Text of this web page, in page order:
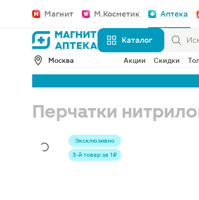
Магнит М.Косметик Аптека
Каталог
Москва Акции Скидки
Перчатки
Эксклюзивно
3-й товар за 1 ₽